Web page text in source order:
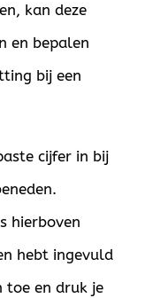
kan deze
en bepalen
bij een
cijfer in bij
hierboven
hebt ingevuld
toe en druk je